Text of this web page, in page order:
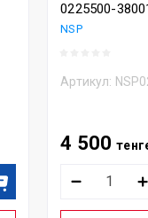
0225500-
NSP
Артикул:
4 500